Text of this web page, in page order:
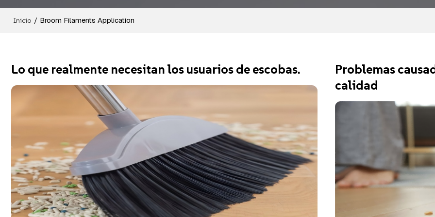
Inicio / Broom Filaments Application
Lo que realmente necesitan los usuarios de escobas.
Problemas
calidad